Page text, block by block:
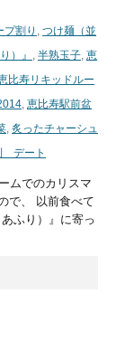
割り , つけ麺（並
）』 , 半熟玉子, 恵
比寿リキッドルー
, 恵比寿駅前盆
, 炙ったチャーシュ
デート
ムでのカリスマ
で、 以前食べて
ふり）』に寄っ